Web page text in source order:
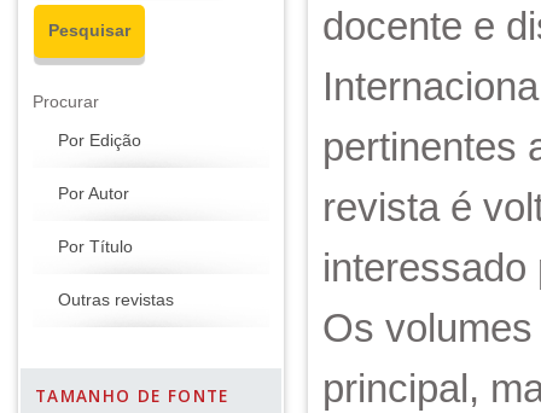
Procurar
Por Edição
Por Autor
Por Título
Outras revistas
TAMANHO DE FONTE
docente e
pertinentes
revista é
interessado
Os
principal,